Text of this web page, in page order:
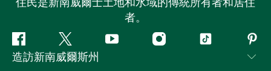
住民是新南威爾士土地和水域的傳統所有者和居住
者。
Facebook嘰
嘰
Youtube Instagram抖
造訪新南威爾斯州